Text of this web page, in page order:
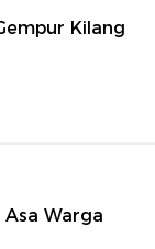
Kilang
Warga